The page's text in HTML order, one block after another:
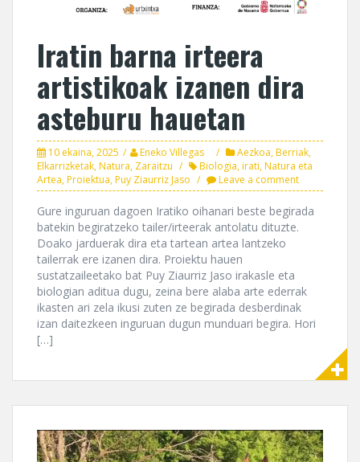
Iratin barna irteera
artistikoak izanen dira
asteburu hauetan
10 ekaina, 2025 Eneko Villegas Aezkoa,Berriak,
Elkarrizketak,Natura, Zaraitzu Biologia,irati,Natura eta
Artea,Proiektua,Puy Ziaurriz Jaso Leave a comment
Gure inguruan dagoen Iratiko oihanari beste begirada
batekin begiratzeko tailer/irteerak antolatu dituzte.
Doako jarduerak dira eta tartean artea lantzeko
tailerrak ere izanen dira. Proiektu hauen
sustatzaileetako bat Puy Ziaurriz Jaso irakasle eta
biologian aditua dugu, zeina bere alaba arte ederrak
ikasten ari zela ikusi zuten ze begirada desberdinak
izan daitezkeen inguruan dugun munduari begira. Hori
[…]